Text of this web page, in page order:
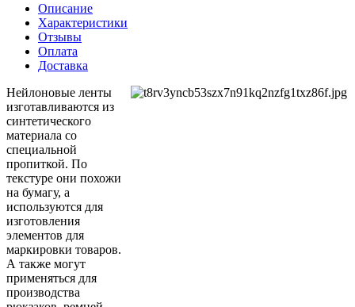
Описание
Характеристики
Отзывы
Оплата
Доставка
Нейлоновые ленты
изготавливаются из
синтетического
материала со
специальной
пропиткой. По
текстуре они похожи
на бумагу, а
используются для
изготовления
элементов для
маркировки товаров.
А также могут
применяться для
производства